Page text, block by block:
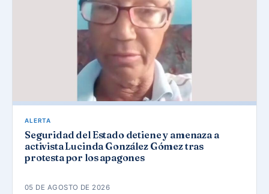
ALERTA
Seguridad del Estado detiene y amenaza a
activista Lucinda González Gómez tras
protesta por los apagones
05 DE AGOSTO DE 2026